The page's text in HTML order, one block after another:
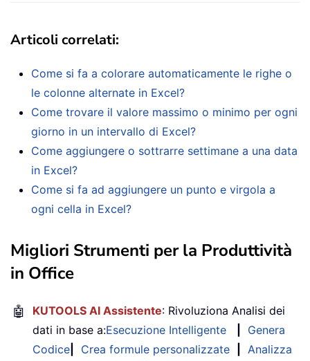
Articoli correlati:
Come si fa a colorare automaticamente le righe o
le colonne alternate in Excel?
Come trovare il valore massimo o minimo per ogni
giorno in un intervallo di Excel?
Come aggiungere o sottrarre settimane a una data
in Excel?
Come si fa ad aggiungere un punto e virgola a
ogni cella in Excel?
Migliori Strumenti per la Produttività
in Office
🤖 KUTOOLS AI Assistente: Rivoluziona Analisi dei
dati in base a:Esecuzione Intelligente
Genera
Codice
Crea formule personalizzate
Analizza